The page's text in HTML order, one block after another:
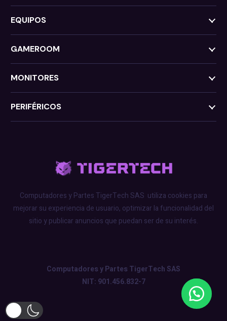
EQUIPOS
GAMEROOM
MONITORES
PERIFÉRICOS
Computadores y Partes TigerTech SAS utiliza cookies para
mejorar su experiencia de usuario, optimizar la funcionalidad del
sitio y publicar anuncios que puedan ser de su interés.
Computadores y Partes TigerTech SAS
NIT: 901.456.832-7